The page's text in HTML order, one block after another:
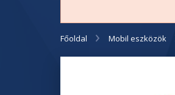
Főoldal Mobil eszközök